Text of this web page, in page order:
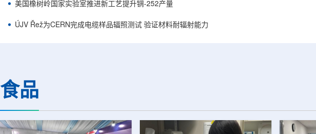
美国橡树岭国家实验室推进新工艺提升锎-252产量
ÚJV Řež为CERN完成电缆样品辐照测试 验证材料耐辐射能力
食品